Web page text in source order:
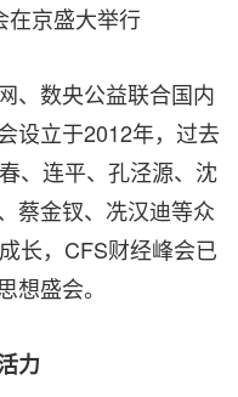
在京盛大举行
、数央公益联合国内
设立于2012年，过去
、连平、孔泾源、沈
蔡金钗、冼汉迪等众
长，CFS财经峰会已
想盛会。
力